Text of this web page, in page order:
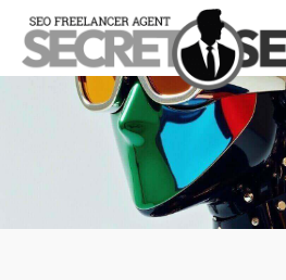
Zum
Inhalt
springen